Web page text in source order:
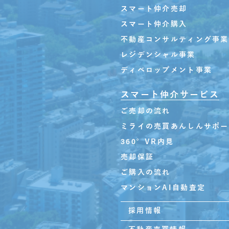
スマート仲介売却
スマート仲介購入
不動産コンサルティング事業
レジデンシャル事業
ディベロップメント事業
スマート仲介サービス
ご売却の流れ
ミライの売買あんしんサポ
360°VR内見
売却保証
ご購入の流れ
マンションAI自動査定
採用情報